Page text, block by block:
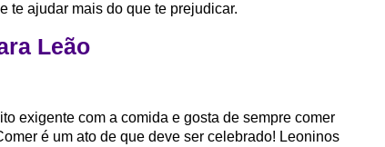
te ajudar mais do que te prejudicar.
Leão
exigente com a comida e gosta de sempre comer
é um ato de que deve ser celebrado! Leoninos